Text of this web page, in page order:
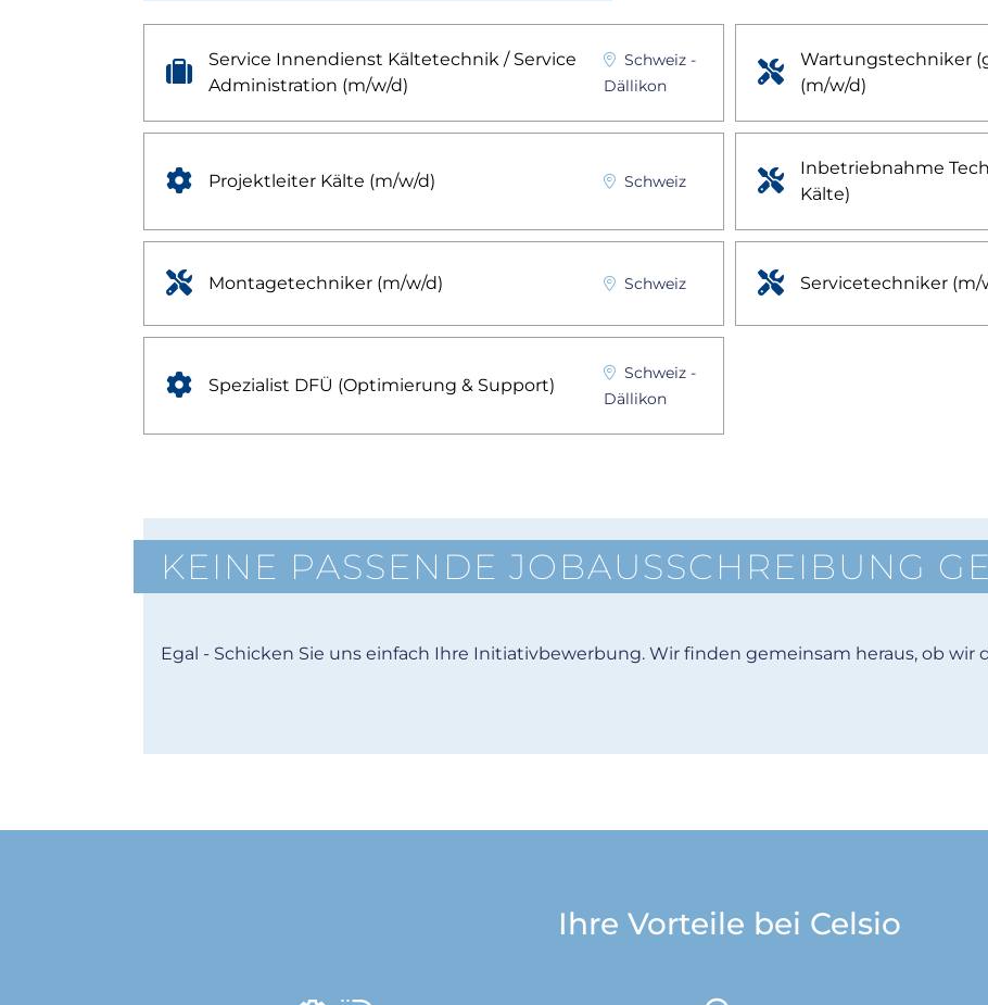
office
Service Innendienst Kältetechnik / Service
Administration (m/w/d)
Schweiz -
Dällikon
production
Wartungstechniker
(m/w/d)
engineering
Projektleiter Kälte (m/w/d) Schweiz production
Inbetriebnahme
Kälte)
production
Montagetechniker (m/w/d) Schweiz production
Servicetechniker (m/
engineering
Spezialist DFÜ (Optimierung & Support)
Schweiz -
Dällikon
KEINE PASSENDE JOBAUSSCHREIBUNG
Egal - Schicken Sie uns einfach Ihre Initiativbewerbung. Wir finden gemeinsam heraus, ob wir
Ihre Vorteile bei Celsio